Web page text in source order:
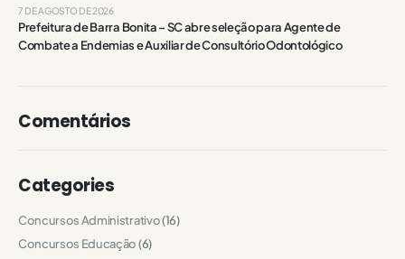
Prefeitura de Barra Bonita – SC abre seleção para Agente de
Combate a Endemias e Auxiliar de Consultório Odontológico
7 DE AGOSTO DE 2026
Comentários
Categories
Concursos Administrativo(16)
Concursos Educação(6)